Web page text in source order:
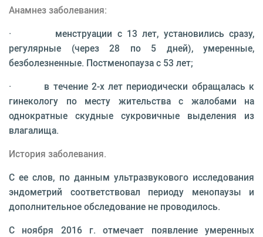
Анамнез заболевания:
· менструации с 13 лет, установились сразу,
регулярные (через 28 по 5 дней), умеренные,
безболезненные. Постменопауза с 53 лет;
· в течение 2-х лет периодически обращалась к
гинекологу по месту жительства с жалобами на
однократные скудные сукровичные выделения из
влагалища.
История заболевания.
С ее слов, по данным ультразвукового исследования
эндометрий соответствовал периоду менопаузы и
дополнительное обследование не проводилось.
С ноября 2016 г. отмечает появление умеренных